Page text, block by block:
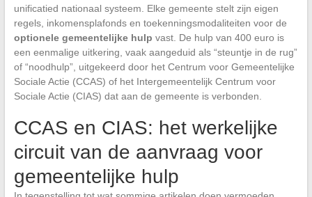
unificatied nationaal systeem. Elke gemeente stelt zijn eigen
regels, inkomensplafonds en toekenningsmodaliteiten voor de
optionele gemeentelijke hulp vast. De hulp van 400 euro is
een eenmalige uitkering, vaak aangeduid als “steuntje in de rug”
of “noodhulp”, uitgekeerd door het Centrum voor Gemeentelijke
Sociale Actie (CCAS) of het Intergemeentelijk Centrum voor
Sociale Actie (CIAS) dat aan de gemeente is verbonden.
CCAS en CIAS: het werkelijke
circuit van de aanvraag voor
gemeentelijke hulp